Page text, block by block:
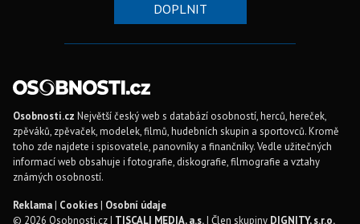
DOPLNIT
Osobnosti.cz Největší český web s databází osobností, herců, hereček,
zpěváků, zpěvaček, modelek, filmů, hudebních skupin a sportovců. Kromě
toho zde najdete i spisovatele, panovníky a finančníky. Vedle užitečných
informací web obsahuje i fotografie, diskografie, filmografie a vztahy
známých osobností.
Reklama| Cookies| Osobní údaje
© 2026 Osobnosti.cz | TISCALI MEDIA, a.s.| Člen skupiny DIGNITY, s.r.o.